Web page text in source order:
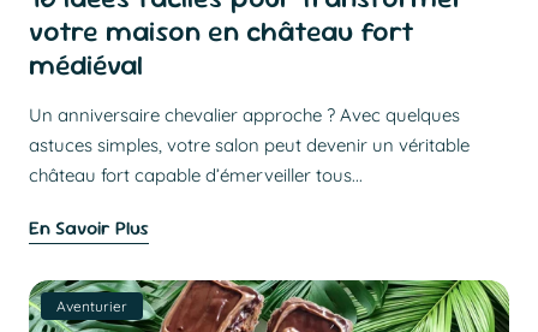
votre maison en château fort
médiéval
Un anniversaire chevalier approche ? Avec quelques
astuces simples, votre salon peut devenir un véritable
château fort capable d’émerveiller tous...
En Savoir Plus
Aventurier